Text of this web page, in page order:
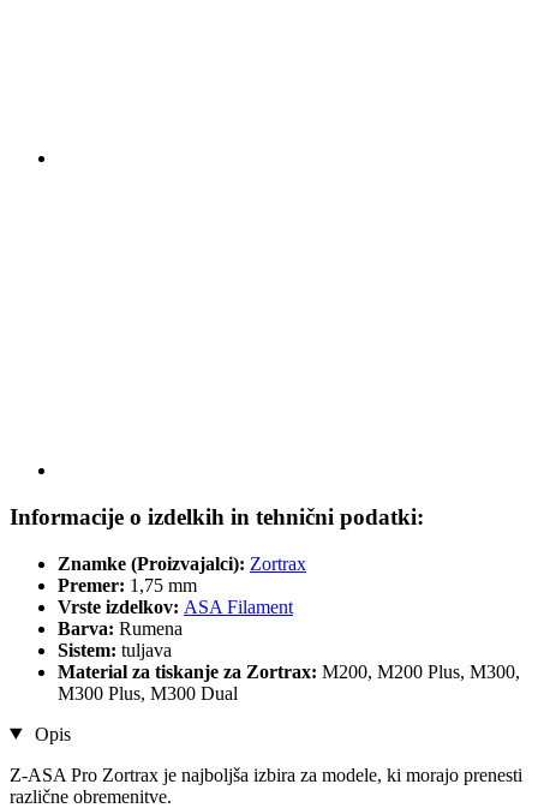
Informacije o izdelkih in tehnični podatki:
Znamke (Proizvajalci): Zortrax
Premer: 1,75 mm
Vrste izdelkov: ASA Filament
Barva: Rumena
Sistem: tuljava
Material za tiskanje za Zortrax: M200, M200 Plus, M300,
M300 Plus, M300 Dual
Opis
Z-ASA Pro Zortrax je najboljša izbira za modele, ki morajo prenesti
različne obremenitve.